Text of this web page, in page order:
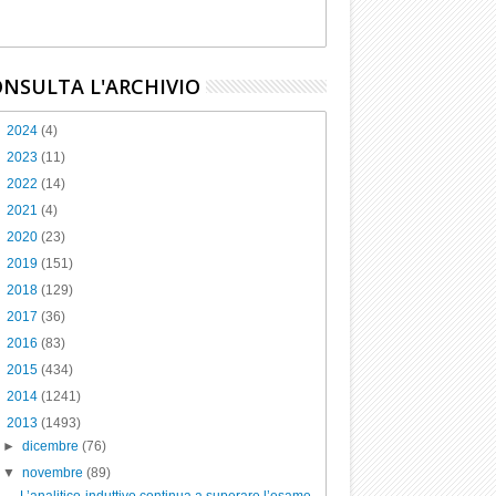
L'ARCHIVIO
2024 (4)
2023 (11)
2022 (14)
2021 (4)
2020 (23)
2019 (151)
2018 (129)
2017 (36)
2016 (83)
2015 (434)
2014 (1241)
2013 (1493)
► dicembre (76)
▼ novembre (89)